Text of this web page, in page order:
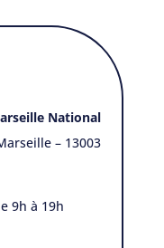
National
– 13003
9h à 19h